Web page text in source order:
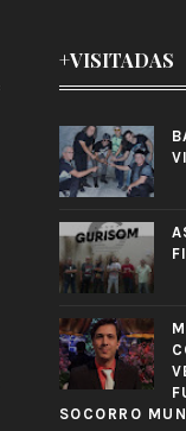
+VISITADAS
SOCORRO